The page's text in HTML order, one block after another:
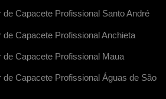
de Capacete Profissional Santo André
de Capacete Profissional Anchieta
de Capacete Profissional Maua
de Capacete Profissional Águas de São